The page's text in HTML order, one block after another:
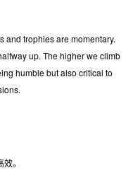
and trophies are momentary.
up. The higher we climb
humble but also critical to
。